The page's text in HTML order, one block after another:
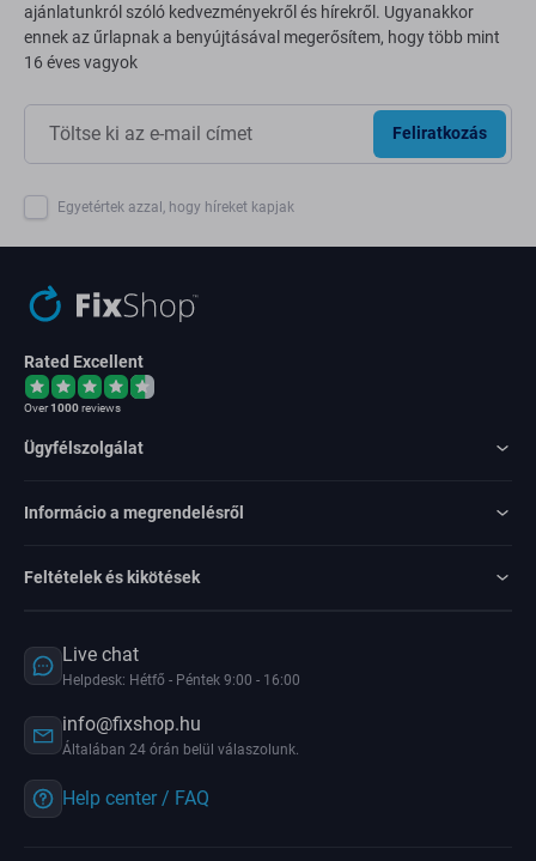
ajánlatunkról szóló kedvezményekről és hírekről. Ugyanakkor
ennek az űrlapnak a benyújtásával megerősítem, hogy több mint
16 éves vagyok
Feliratkozás
Egyetértek azzal, hogy híreket kapjak
Rated Excellent
Over1000reviews
Ügyfélszolgálat
Informácio a megrendelésről
Feltételek és kikötések
Live chat
Helpdesk: Hétfő - Péntek 9:00 - 16:00
info@fixshop.hu
Általában 24 órán belül válaszolunk.
Help center / FAQ